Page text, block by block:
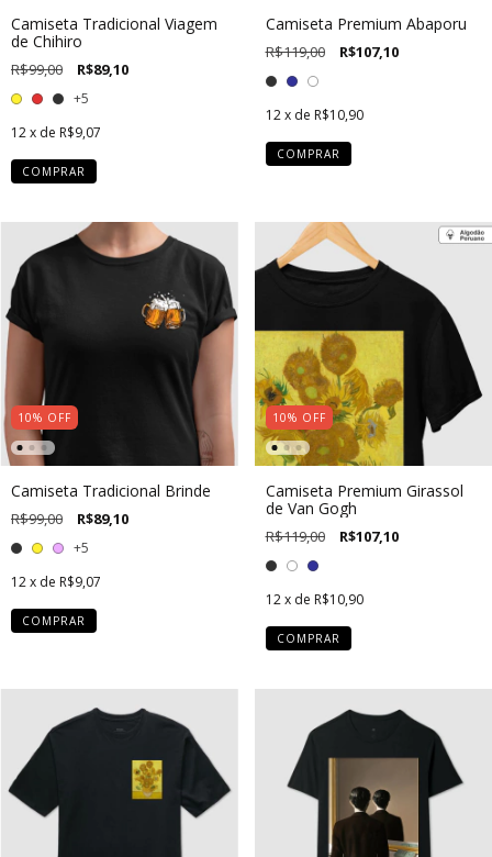
Camiseta Tradicional Viagem
de Chihiro
R$99,00 R$89,10
+5
12x de R$9,07
COMPRAR
Camiseta Premium Abaporu
R$119,00 R$107,10
12 x de R$10,90
COMPRAR
10% OFF
Camiseta Tradicional Brinde
R$99,00 R$89,10
+5
12x de R$9,07
COMPRAR
10% OFF
Camiseta Premium Girassol
de Van Gogh
R$119,00 R$107,10
12 x de R$10,90
COMPRAR